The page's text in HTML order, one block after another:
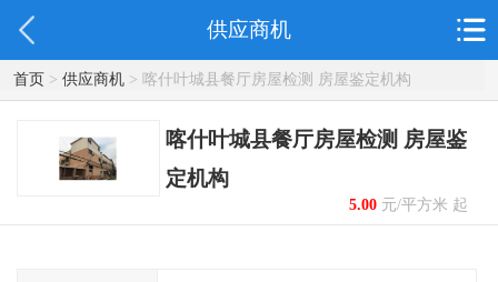
供应商机
首页> 供应商机> 喀什叶城县餐厅房屋检测 房屋鉴定机构
喀什叶城县餐厅房屋检测 房屋鉴
定机构
5.00元/平方米 起